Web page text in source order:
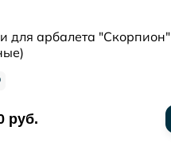
для арбалета "Скорпион"
руб.